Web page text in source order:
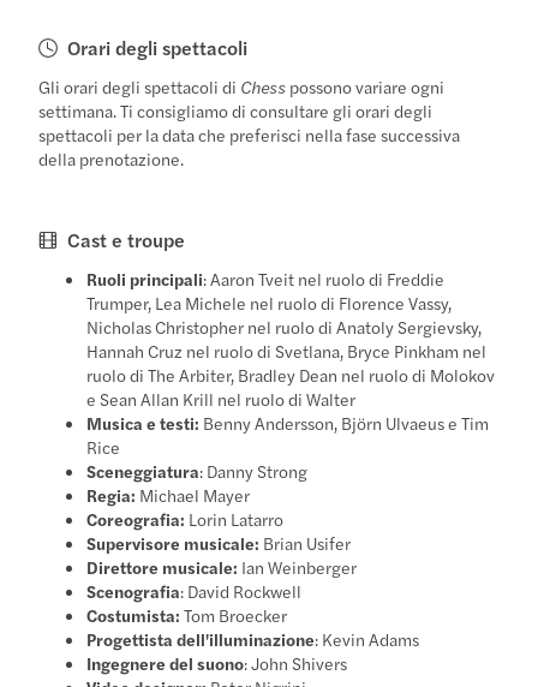
Orari degli spettacoli
Gli orari degli spettacoli di Chess possono variare ogni
settimana. Ti consigliamo di consultare gli orari degli
spettacoli per la data che preferisci nella fase successiva
della prenotazione.
Cast e troupe
Ruoli principali: Aaron Tveit nel ruolo di Freddie
Trumper, Lea Michele nel ruolo di Florence Vassy,
Nicholas Christopher nel ruolo di Anatoly Sergievsky,
Hannah Cruz nel ruolo di Svetlana, Bryce Pinkham nel
ruolo di The Arbiter, Bradley Dean nel ruolo di Molokov
e Sean Allan Krill nel ruolo di Walter
Musica e testi: Benny Andersson, Björn Ulvaeus e Tim
Rice
Sceneggiatura: Danny Strong
Regia: Michael Mayer
Coreografia: Lorin Latarro
Supervisore musicale: Brian Usifer
Direttore musicale: Ian Weinberger
Scenografia: David Rockwell
Costumista: Tom Broecker
Progettista dell'illuminazione: Kevin Adams
Ingegnere del suono: John Shivers